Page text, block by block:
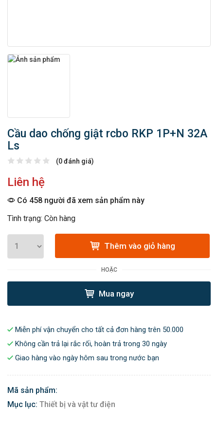
Cầu dao chống giật rcbo RKP 1P+N 32A
Ls
(0 đánh giá)
Liên hệ
Có 458 người đã xem sản phẩm này
Tình trạng: Còn hàng
Thêm vào giỏ hàng
HOẶC
Mua ngay
Miễn phí vận chuyển cho tất cả đơn hàng trên 50.000
Không cần trả lại rắc rối, hoàn trả trong 30 ngày
Giao hàng vào ngày hôm sau trong nước bạn
Mã sản phẩm:
Mục lục: Thiết bị và vật tư điện